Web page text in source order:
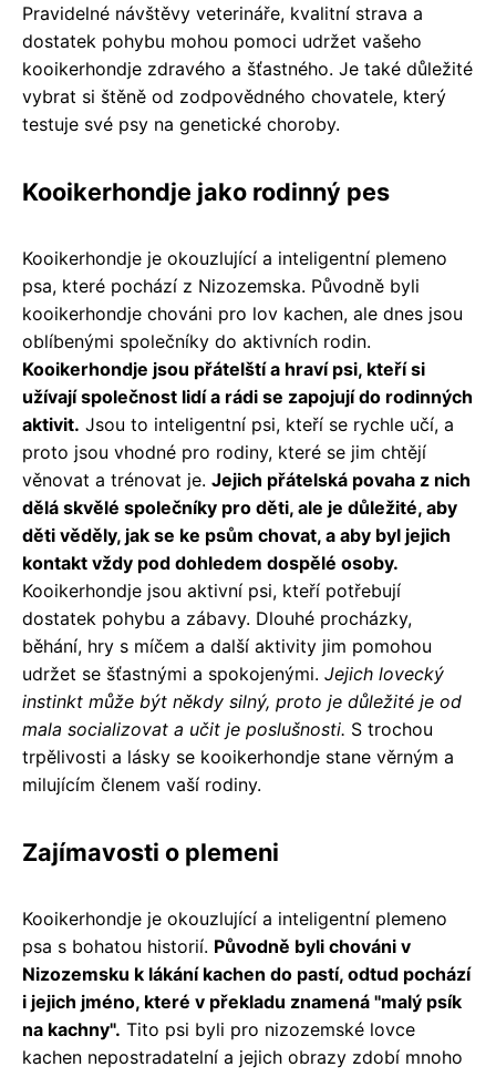
Pravidelné návštěvy veterináře, kvalitní strava a
dostatek pohybu mohou pomoci udržet vašeho
kooikerhondje zdravého a šťastného. Je také důležité
vybrat si štěně od zodpovědného chovatele, který
testuje své psy na genetické choroby.
Kooikerhondje jako rodinný pes
Kooikerhondje je okouzlující a inteligentní plemeno
psa, které pochází z Nizozemska. Původně byli
kooikerhondje chováni pro lov kachen, ale dnes jsou
oblíbenými společníky do aktivních rodin.
Kooikerhondje jsou přátelští a hraví psi, kteří si
užívají společnost lidí a rádi se zapojují do rodinných
aktivit. Jsou to inteligentní psi, kteří se rychle učí, a
proto jsou vhodné pro rodiny, které se jim chtějí
věnovat a trénovat je. Jejich přátelská povaha z nich
dělá skvělé společníky pro děti, ale je důležité, aby
děti věděly, jak se ke psům chovat, a aby byl jejich
kontakt vždy pod dohledem dospělé osoby.
Kooikerhondje jsou aktivní psi, kteří potřebují
dostatek pohybu a zábavy. Dlouhé procházky,
běhání, hry s míčem a další aktivity jim pomohou
udržet se šťastnými a spokojenými. Jejich lovecký
instinkt může být někdy silný, proto je důležité je od
mala socializovat a učit je poslušnosti. S trochou
trpělivosti a lásky se kooikerhondje stane věrným a
milujícím členem vaší rodiny.
Zajímavosti o plemeni
Kooikerhondje je okouzlující a inteligentní plemeno
psa s bohatou historií. Původně byli chováni v
Nizozemsku k lákání kachen do pastí, odtud pochází
i jejich jméno, které v překladu znamená "malý psík
na kachny". Tito psi byli pro nizozemské lovce
kachen nepostradatelní a jejich obrazy zdobí mnoho